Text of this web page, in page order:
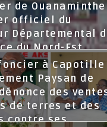
de
officiel du
Départemental
du Nord-Est.
à Capotille
Paysan de
des
de terres et des
contre ses